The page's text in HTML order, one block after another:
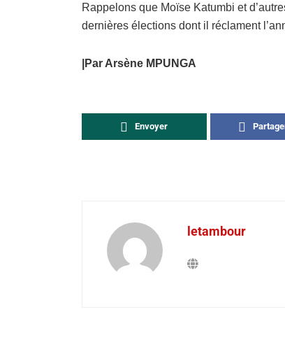
Rappelons que Moïse Katumbi et
dernières élections dont il réclament
|Par Arsène MPUNGA
Envoyer
letambour